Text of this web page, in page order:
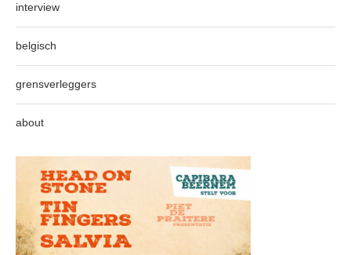
interview
belgisch
grensverleggers
about